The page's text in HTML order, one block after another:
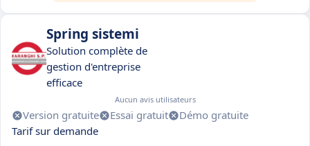
Spring sistemi
Solution complète de
gestion d'entreprise
efficace
Aucun avis utilisateurs
Version gratuite Essai gratuit
Démo gratuite
Tarif sur demande